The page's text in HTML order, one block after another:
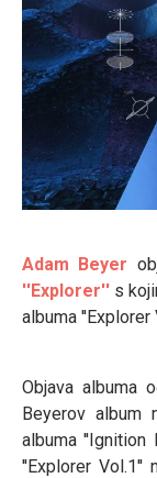
Adam Beyer
''Explorer'' s
albuma ''Explorer
Objava albuma
Beyerov album
albuma ''Ignition
''Explorer Vol.1''